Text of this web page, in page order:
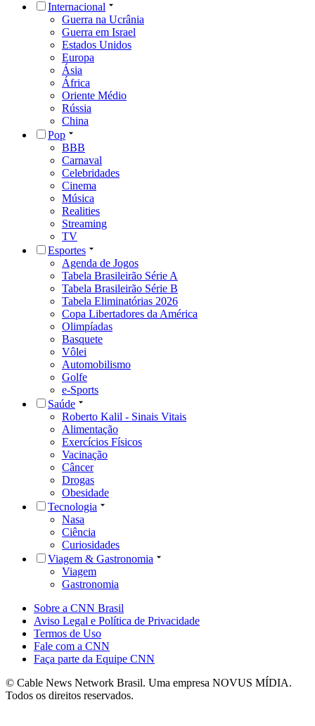
Internacional
Guerra na Ucrânia
Guerra em Israel
Estados Unidos
Europa
Ásia
África
Oriente Médio
Rússia
China
Pop
BBB
Carnaval
Celebridades
Cinema
Música
Realities
Streaming
TV
Esportes
Agenda de Jogos
Tabela Brasileirão Série A
Tabela Brasileirão Série B
Tabela Eliminatórias 2026
Copa Libertadores da América
Olimpíadas
Basquete
Vôlei
Automobilismo
Golfe
e-Sports
Saúde
Roberto Kalil - Sinais Vitais
Alimentação
Exercícios Físicos
Vacinação
Câncer
Drogas
Obesidade
Tecnologia
Nasa
Ciência
Curiosidades
Viagem & Gastronomia
Viagem
Gastronomia
Sobre a CNN Brasil
Aviso Legal e Política de Privacidade
Termos de Uso
Fale com a CNN
Faça parte da Equipe CNN
© Cable News Network Brasil. Uma empresa NOVUS MÍDIA.
Todos os direitos reservados.